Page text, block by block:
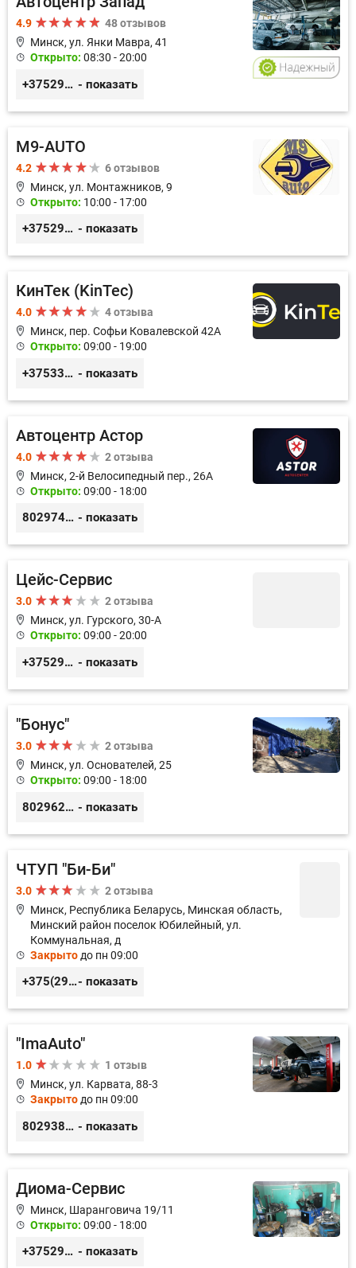
4.9
48 отзывов
Минск, ул. Янки Мавра, 41
Открыто: 08:30 - 20:00
+375299579797 - показать
M9-AUTO
4.2
6 отзывов
Минск, ул. Монтажников, 9
Открыто: 10:00 - 17:00
+375299395764 - показать
КинТек (KinTec)
4.0
4 отзыва
Минск, пер. Софьи Ковалевской 42А
Открыто: 09:00 - 19:00
+375333621523 - показать
Автоцентр Астор
4.0
2 отзыва
Минск, 2-й Велосипедный пер., 26А
Открыто: 09:00 - 18:00
80297417788 - показать
Цейс-Сервис
3.0
2 отзыва
Минск, ул. Гурского, 30-А
Открыто: 09:00 - 20:00
+375296499085 - показать
"Бонус"
3.0
2 отзыва
Минск, ул. Основателей, 25
Открыто: 09:00 - 18:00
80296238800 - показать
ЧТУП "Би-Би"
3.0
2 отзыва
Минск, Республика Беларусь, Минская область,
Минский район поселок Юбилейный, ул.
Коммунальная, д
Закрыто до пн 09:00
+375(29)113-43-43- показать
"ImaAuto"
1.0
1 отзыв
Минск, ул. Карвата, 88-3
Закрыто до пн 09:00
80293841070 - показать
Диома-Сервис
Минск, Шаранговича 19/11
Открыто: 09:00 - 18:00
+375291111065 - показать